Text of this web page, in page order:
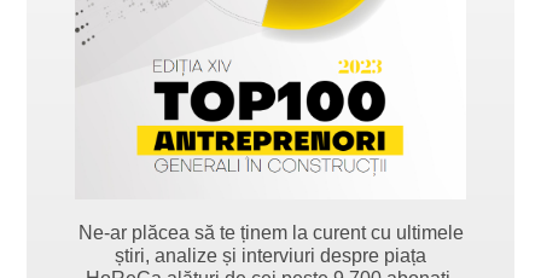
Ne-ar plăcea să te ținem la curent cu ultimele
știri, analize și interviuri despre piața